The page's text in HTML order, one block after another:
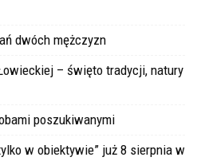
dwóch mężczyzn
– święto tradycji, natury
poszukiwanymi
w obiektywie” już 8 sierpnia w